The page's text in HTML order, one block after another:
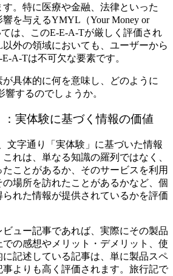
。特に医療や金融、法律といった
を与えるYMYL（Your Money or
は、このE-E-A-Tが厳しく評価され
外の領域においても、ユーザーから
A-Tは不可欠な要素です。
具体的に何を意味し、どのように
するのでしょうか。
：実体験に基づく情報の価値
文字通り「実体験」に基づいた情報
れは、単なる知識の羅列ではなく、
ことがあるか、そのサービスを利用
の場所を訪れたことがあるかなど、個
られた情報が提供されているかを評価
ュー記事であれば、実際にその製品
の感想やメリット・デメリット、使
記述している記事は、単に製品スペ
よりも高く評価されます。旅行記で